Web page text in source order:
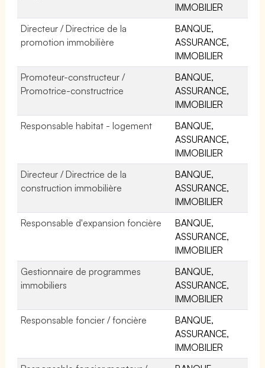
IMMOBILIER
Directeur / Directrice de la
promotion immobilière
BANQUE,
ASSURANCE,
IMMOBILIER
Promoteur-constructeur /
Promotrice-constructrice
BANQUE,
ASSURANCE,
IMMOBILIER
Responsable habitat - logement
BANQUE,
ASSURANCE,
IMMOBILIER
Directeur / Directrice de la
construction immobilière
BANQUE,
ASSURANCE,
IMMOBILIER
Responsable d'expansion foncière
BANQUE,
ASSURANCE,
IMMOBILIER
Gestionnaire de programmes
immobiliers
BANQUE,
ASSURANCE,
IMMOBILIER
Responsable foncier / foncière
BANQUE,
ASSURANCE,
IMMOBILIER